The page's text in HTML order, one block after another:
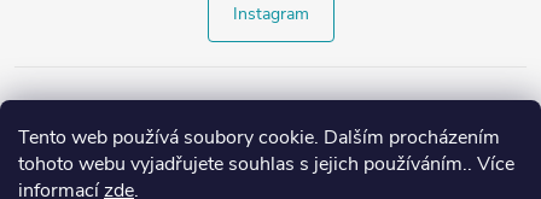
Tento web používá soubory cookie. Dalším procházením
tohoto webu vyjadřujete souhlas s jejich používáním.. Více
informacízde.
Instagram